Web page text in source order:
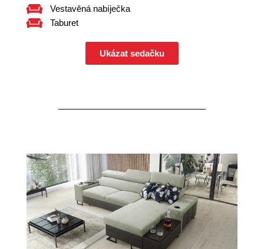
Vestavěná nabíječka
Taburet
Ukázat sedačku